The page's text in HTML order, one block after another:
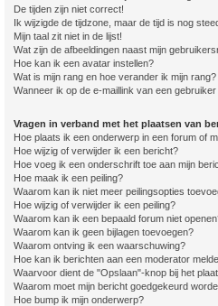
De tijden zijn niet correct!
Ik wijzigde de tijdzone, maar de tijd is nog
Mijn taal zit niet in de lijst!
Wat zijn de afbeeldingen naast mijn
Hoe kan ik een avatar instellen?
Wat is mijn rang en hoe verander ik mijn rang?
Wanneer ik op de e-maillink van een
Vragen in verband met het plaatsen van
Hoe plaats ik een onderwerp in een forum of
Hoe wijzig of verwijder ik een bericht?
Hoe voeg ik een onderschrift toe aan mijn
Hoe maak ik een peiling?
Waarom kan ik niet meer peilingsopties
Hoe wijzig of verwijder ik een peiling?
Waarom kan ik een bepaald forum niet
Waarom kan ik geen bijlagen toevoegen?
Waarom ontving ik een waarschuwing?
Hoe kan ik berichten aan een moderator
Waarvoor dient de "Opslaan"-knop bij het
Waarom moet mijn bericht goedgekeurd
Hoe bump ik mijn onderwerp?